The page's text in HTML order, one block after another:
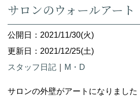
サロンのウォールアート
公開日：2021/11/30(火)
更新日：2021/12/25(土)
スタッフ日記
M・D
サロンの外壁がアートになりました